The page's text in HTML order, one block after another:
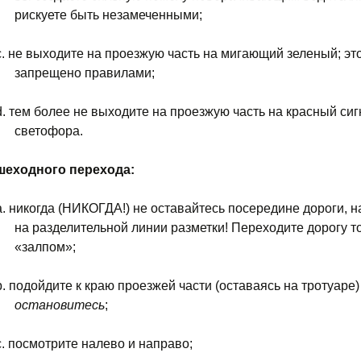
рискуете быть незамеченными;
не выходите на проезжую часть на мигающий зеленый;
запрещено правилами;
тем более не выходите на проезжую часть на красный
светофора.
перехода:
никогда (НИКОГДА!) не оставайтесь посередине дороги,
на разделительной линии разметки! Переходите дорогу
«залпом»;
подойдите к краю проезжей части (оставаясь на тротуаре)
остановитесь;
посмотрите налево и направо;